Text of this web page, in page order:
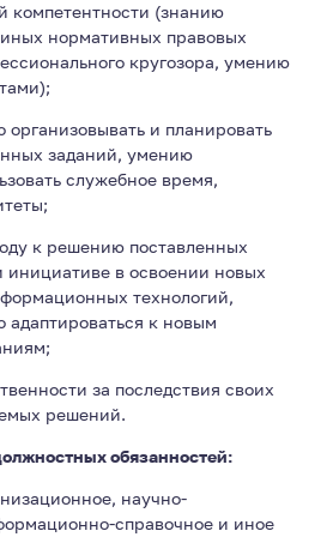
компетентности (знанию
нормативных правовых
кругозора, умению
организовывать и планировать
заданий, умению
служебное время,
к решению поставленных
инициативе в освоении новых
технологий,
адаптироваться к новым
за последствия своих
решений.
обязанностей:
научно-
справочное и иное